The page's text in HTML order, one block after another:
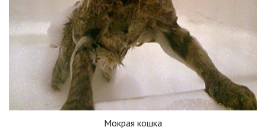
Мокрая кошка